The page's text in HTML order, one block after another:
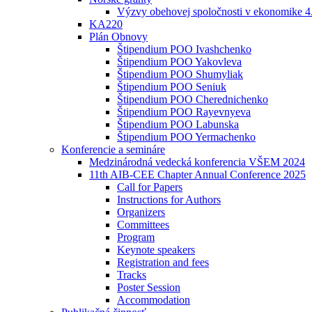
Výzvy obehovej spoločnosti v ekonomike
KA220
Plán Obnovy
Štipendium POO Ivashchenko
Štipendium POO Yakovleva
Štipendium POO Shumyliak
Štipendium POO Seniuk
Štipendium POO Cherednichenko
Štipendium POO Rayevnyeva
Štipendium POO Labunska
Štipendium POO Yermachenko
Konferencie a semináre
Medzinárodná vedecká konferencia VŠEM 2024
11th AIB-CEE Chapter Annual Conference 2025
Call for Papers
Instructions for Authors
Organizers
Committees
Program
Keynote speakers
Registration and fees
Tracks
Poster Session
Accommodation